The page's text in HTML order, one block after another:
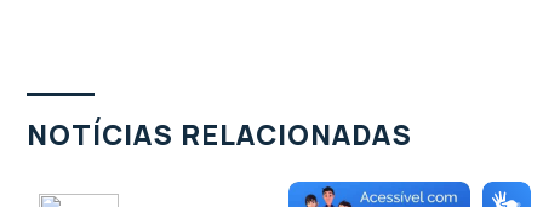
NOTÍCIAS RELACIONADAS